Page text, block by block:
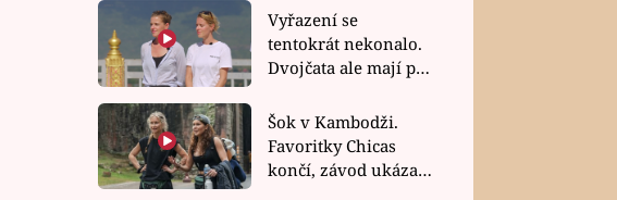
rychlé recepty
Vyřazení se
tentokrát nekonalo.
Dvojčata ale mají po
závodu nůž na krku
Šok v Kambodži.
Favoritky Chicas
končí, závod ukázal